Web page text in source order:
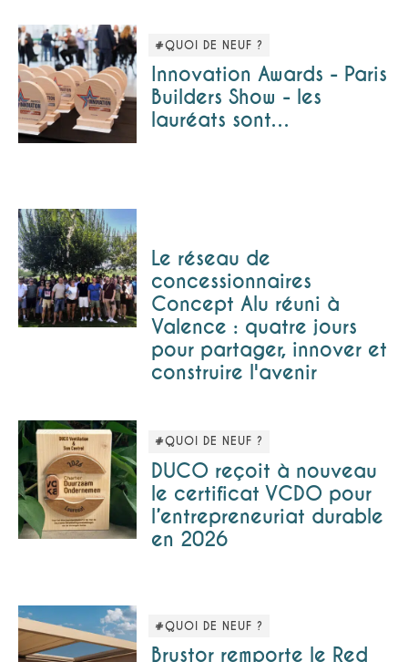
#QUOI DE NEUF ?
Innovation Awards - Paris
Builders Show - les
lauréats sont…
Le réseau de
concessionnaires
Concept Alu réuni à
Valence : quatre jours
pour partager, innover et
construire l'avenir
#QUOI DE NEUF ?
DUCO reçoit à nouveau
le certificat VCDO pour
l’entrepreneuriat durable
en 2026
#QUOI DE NEUF ?
Brustor remporte le Red